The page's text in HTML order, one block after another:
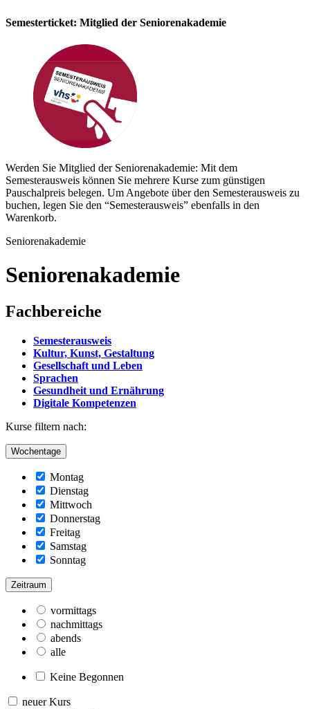
Semesterticket: Mitglied der Seniorenakademie
Werden Sie Mitglied der Seniorenakademie: Mit dem
Semesterausweis können Sie mehrere Kurse zum günstigen
Pauschalpreis belegen. Um Angebote über den Semesterausweis zu
buchen, legen Sie den “Semesterausweis” ebenfalls in den
Warenkorb.
Seniorenakademie
Seniorenakademie
Fachbereiche
Semesterausweis
Kultur, Kunst, Gestaltung
Gesellschaft und Leben
Sprachen
Gesundheit und Ernährung
Digitale Kompetenzen
Kurse filtern nach:
Wochentage
Montag
Dienstag
Mittwoch
Donnerstag
Freitag
Samstag
Sonntag
Zeitraum
vormittags
nachmittags
abends
alle
Keine Begonnen
neuer Kurs